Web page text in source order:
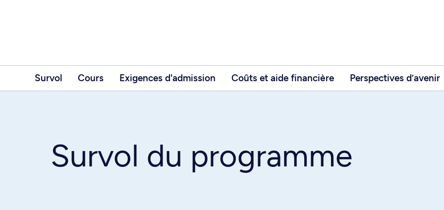
Survol Cours Exigences d'admission Coûts et aide financière Perspectives d’avenir
Survol du programme